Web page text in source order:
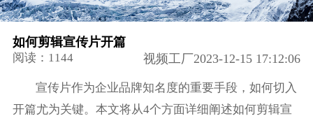
如何剪辑宣传片开篇
阅读：1144 视频工厂2023-12-15 17:12:06
宣传片作为企业品牌知名度的重要手段，如何切入
开篇尤为关键。本文将从4个方面详细阐述如何剪辑宣